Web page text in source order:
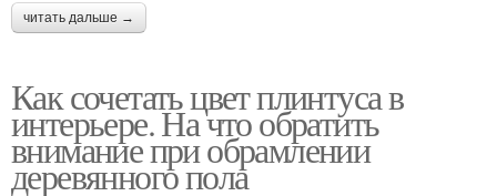
читать дальше →
Как сочетать цвет плинтуса в
интерьере. На что обратить
внимание при обрамлении
деревянного пола